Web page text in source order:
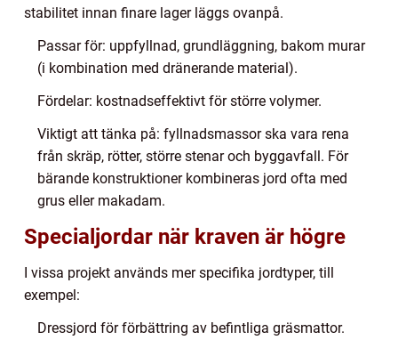
stabilitet innan finare lager läggs ovanpå.
Passar för: uppfyllnad, grundläggning, bakom murar
(i kombination med dränerande material).
Fördelar: kostnadseffektivt för större volymer.
Viktigt att tänka på: fyllnadsmassor ska vara rena
från skräp, rötter, större stenar och byggavfall. För
bärande konstruktioner kombineras jord ofta med
grus eller makadam.
Specialjordar när kraven är högre
I vissa projekt används mer specifika jordtyper, till
exempel:
Dressjord för förbättring av befintliga gräsmattor.